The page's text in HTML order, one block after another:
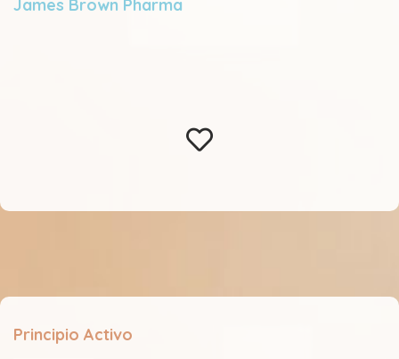
James Brown Pharma
Principio Activo